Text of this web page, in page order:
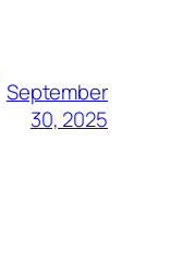
September
30, 2025